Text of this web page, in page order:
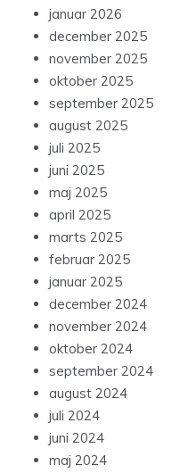
januar 2026
december 2025
november 2025
oktober 2025
september 2025
august 2025
juli 2025
juni 2025
maj 2025
april 2025
marts 2025
februar 2025
januar 2025
december 2024
november 2024
oktober 2024
september 2024
august 2024
juli 2024
juni 2024
maj 2024